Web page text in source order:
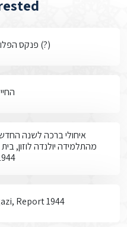
פנקס הפלוגה, המדבר המערבי 1942 (?)
איחולי ברכה לשנה
מהתלמידה יולנדה לוזון,
Report 1944